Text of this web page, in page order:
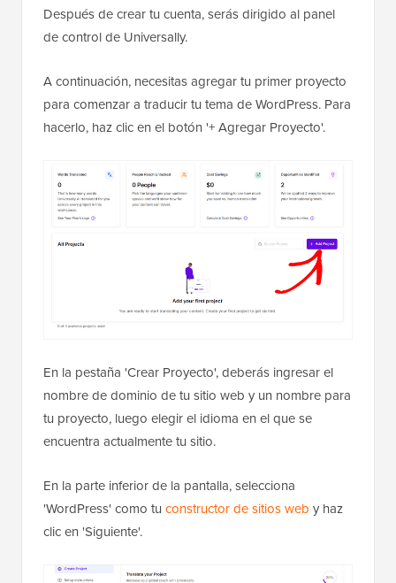
Después de crear tu cuenta, serás dirigido al panel
de control de Universally.
A continuación, necesitas agregar tu primer proyecto
para comenzar a traducir tu tema de WordPress. Para
hacerlo, haz clic en el botón '+ Agregar Proyecto'.
En la pestaña 'Crear Proyecto', deberás ingresar el
nombre de dominio de tu sitio web y un nombre para
tu proyecto, luego elegir el idioma en el que se
encuentra actualmente tu sitio.
En la parte inferior de la pantalla, selecciona
'WordPress' como tu constructor de sitios web y haz
clic en 'Siguiente'.